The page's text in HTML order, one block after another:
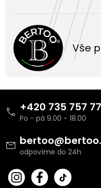
Vše
bertoo@
+420 735 757
bert
oo_
Fac
ebo